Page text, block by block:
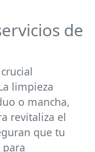
de
limpieza
o mancha,
revitaliza el
que tu